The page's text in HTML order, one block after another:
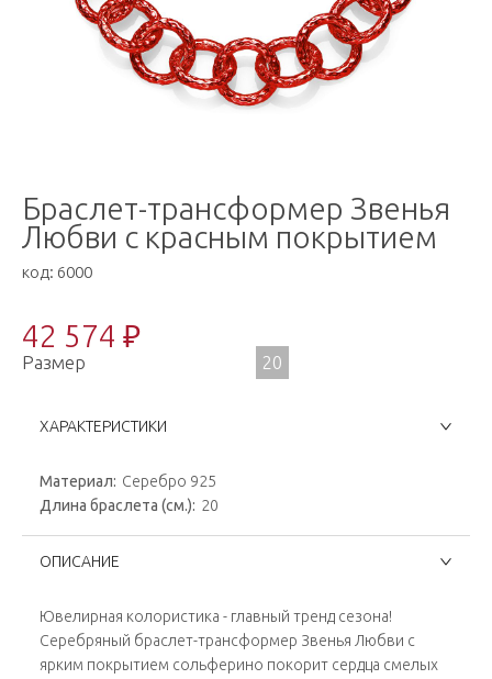
Браслет-трансформер Звенья
Любви с красным покрытием
код: 6000
42 574 ₽
Размер 20
ХАРАКТЕРИСТИКИ
Материал: Серебро 925
Длина браслета (см.): 20
ОПИСАНИЕ
Ювелирная колористика - главный тренд сезона!
Серебряный браслет-трансформер Звенья Любви с
ярким покрытием сольферино покорит сердца смелых